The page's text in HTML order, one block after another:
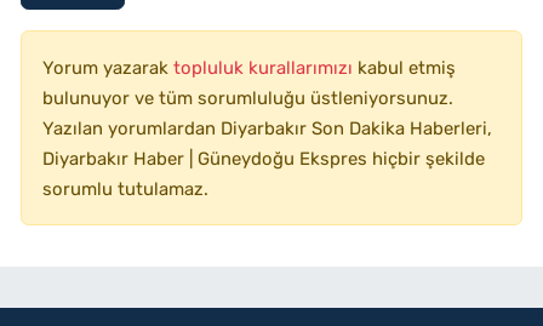
Yorum yazarak topluluk kurallarımızı kabul etmiş
bulunuyor ve tüm sorumluluğu üstleniyorsunuz.
Yazılan yorumlardan Diyarbakır Son Dakika Haberleri,
Diyarbakır Haber | Güneydoğu Ekspres hiçbir şekilde
sorumlu tutulamaz.